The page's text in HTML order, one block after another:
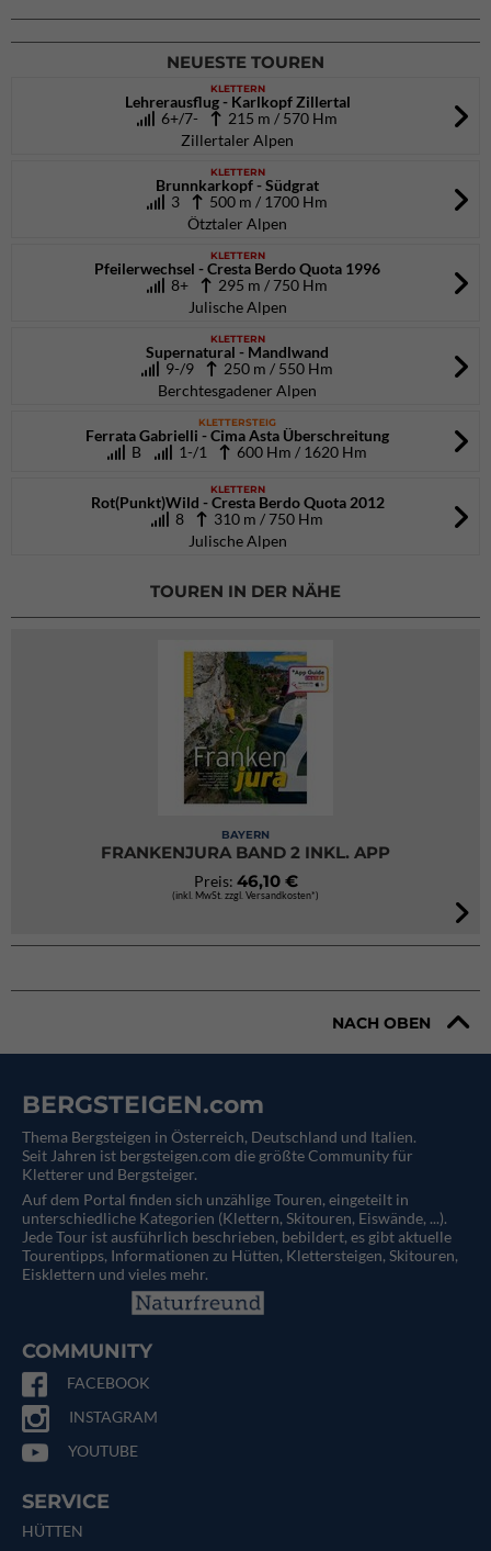
26.09.2026
NEUESTE TOUREN
KLETTERN
Lehrerausflug - Karlkopf Zillertal
6+/7-
215 m / 570 Hm
Zillertaler Alpen
KLETTERN
Brunnkarkopf - Südgrat
3
500 m / 1700 Hm
Ötztaler Alpen
KLETTERN
Pfeilerwechsel - Cresta Berdo Quota 1996
8+
295 m / 750 Hm
Julische Alpen
KLETTERN
Supernatural - Mandlwand
9-/9
250 m / 550 Hm
Berchtesgadener Alpen
KLETTERSTEIG
Ferrata Gabrielli - Cima Asta Überschreitung
B
1-/1 600 Hm / 1620 Hm
KLETTERN
Rot(Punkt)Wild - Cresta Berdo Quota 2012
8
310 m / 750 Hm
Julische Alpen
TOUREN IN DER NÄHE
BAYERN
FRANKENJURA BAND 2 INKL. APP
Preis: 46,10 €
(inkl. MwSt. zzgl. Versandkosten*)
NACH OBEN
BERGSTEIGEN.com
Thema Bergsteigen in Österreich, Deutschland und Italien.
Seit Jahren ist bergsteigen.com die größte Community für
Kletterer und Bergsteiger.
Auf dem Portal finden sich unzählige Touren, eingeteilt in
unterschiedliche Kategorien (Klettern, Skitouren, Eiswände, ...).
Jede Tour ist ausführlich beschrieben, bebildert, es gibt aktuelle
Tourentipps, Informationen zu Hütten, Klettersteigen, Skitouren,
Eisklettern und vieles mehr.
COMMUNITY
FACEBOOK
INSTAGRAM
YOUTUBE
SERVICE
HÜTTEN